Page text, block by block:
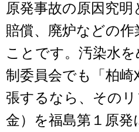
原発事故の原因究
賠償、廃炉などの
ことです。汚染水
制委員会でも「柏崎
張するなら、その
金）を福島第１原